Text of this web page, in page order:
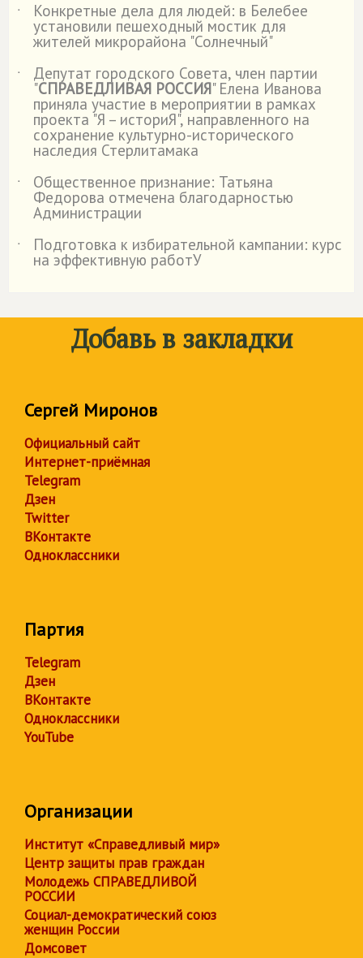
˙
Конкретные дела для людей: в Белебее
установили пешеходный мостик для
жителей микрорайона "Солнечный"
˙
Депутат городского Совета, член партии
"СПРАВЕДЛИВАЯ РОССИЯ" Елена Иванова
приняла участие в мероприятии в рамках
проекта "Я – историЯ", направленного на
сохранение культурно-исторического
наследия Стерлитамака
˙
Общественное признание: Татьяна
Федорова отмечена благодарностью
Администрации
˙
Подготовка к избирательной кампании: курс
на эффективную работУ
Добавь в закладки
Сергей Миронов
Официальный сайт
Интернет-приёмная
Telegram
Дзен
Twitter
ВКонтакте
Одноклассники
Партия
Telegram
Дзен
ВКонтакте
Одноклассники
YouTube
Организации
Институт «Справедливый мир»
Центр защиты прав граждан
Молодежь СПРАВЕДЛИВОЙ
РОССИИ
Социал-демократический союз
женщин России
Домсовет